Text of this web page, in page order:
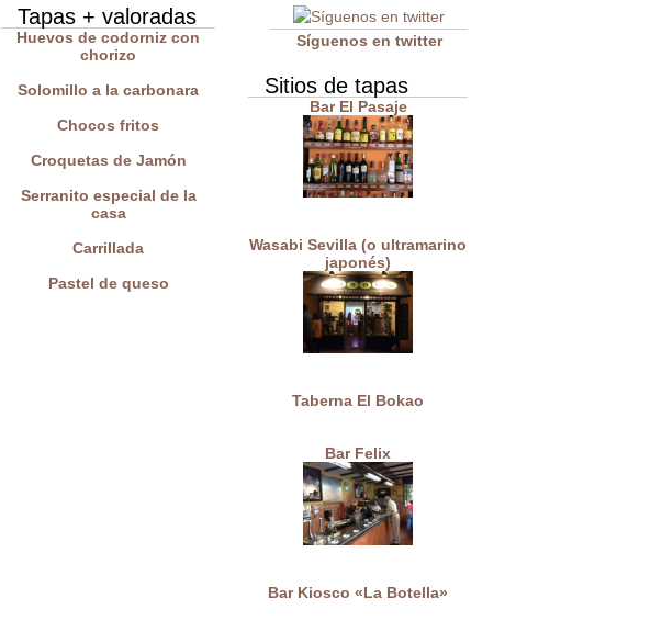
Síguenos en twitter
Tapas + valoradas
Huevos de codorniz con
chorizo
Solomillo a la carbonara
Chocos fritos
Croquetas de Jamón
Serranito especial de la
casa
Carrillada
Pastel de queso
Sitios de tapas
Bar El Pasaje
Wasabi Sevilla (o ultramarino
japonés)
Taberna El Bokao
Bar Felix
Bar Kiosco «La Botella»